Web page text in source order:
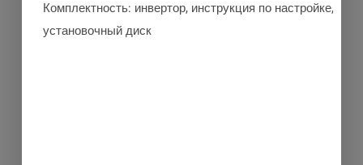
Комплектность: инвертор, инструкция по настройке,
установочный диск